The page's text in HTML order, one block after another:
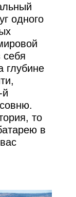
одного
глубине
й
то
в